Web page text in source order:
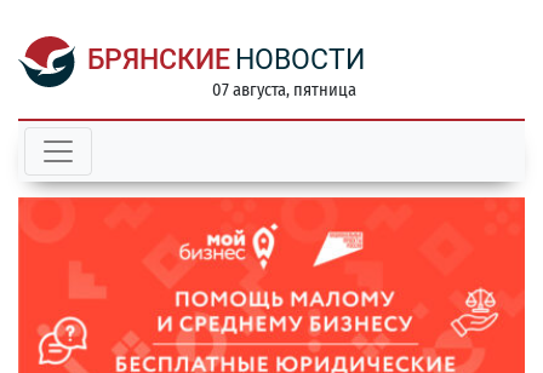
БРЯНСКИЕ НОВОСТИ
07 августа, пятница